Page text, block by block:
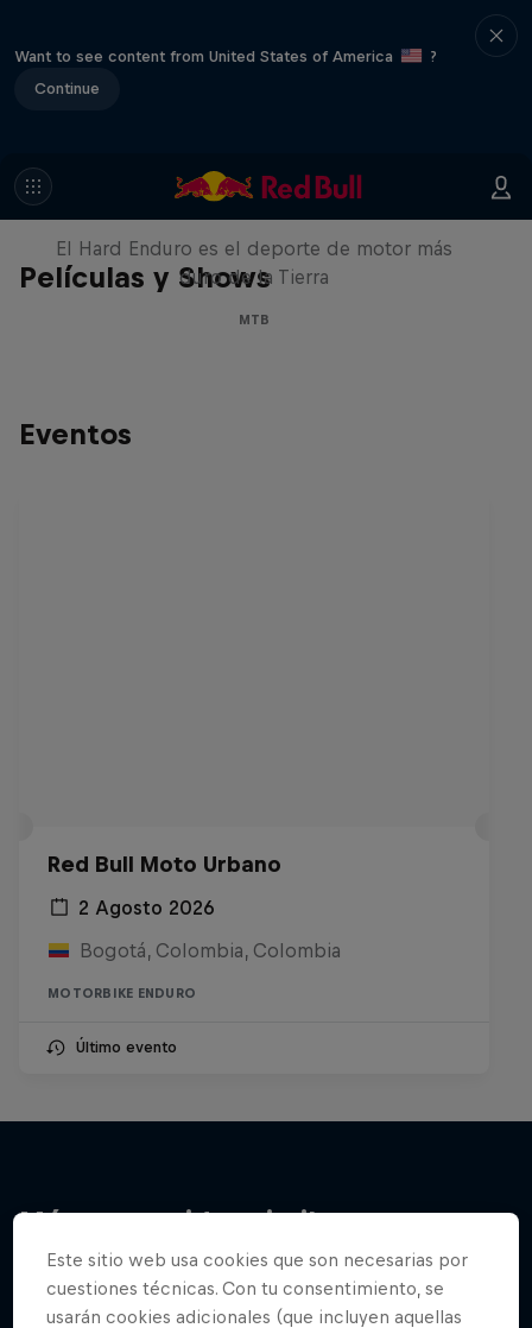
Want to see content from United States of America
?
Continue
Películas y Shows
Hard Enduro 2025: ¿La
temporada más difícil?
El Hard Enduro es el deporte de motor más
duro de la Tierra
MTB
Eventos
Red Bull Moto Urbano
2 Agosto 2026
Bogotá, Colombia, Colombia
MOTORBIKE ENDURO
Último evento
Más contenidos similares
Este sitio web usa cookies que son necesarias por
cuestiones técnicas. Con tu consentimiento, se
usarán cookies adicionales (que incluyen aquellas